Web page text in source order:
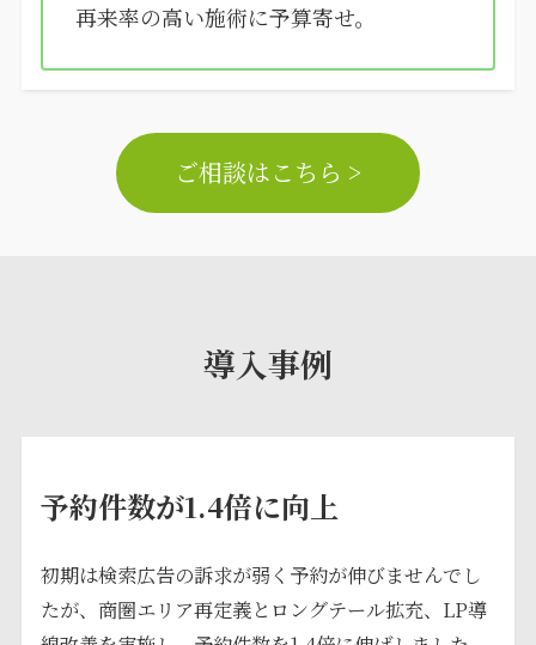
再来率の高い施術に予算寄せ。
ご相談はこちら >
導入事例
予約件数が1.4倍に向上
初期は検索広告の訴求が弱く予約が伸びませんでし
たが、商圏エリア再定義とロングテール拡充、LP導